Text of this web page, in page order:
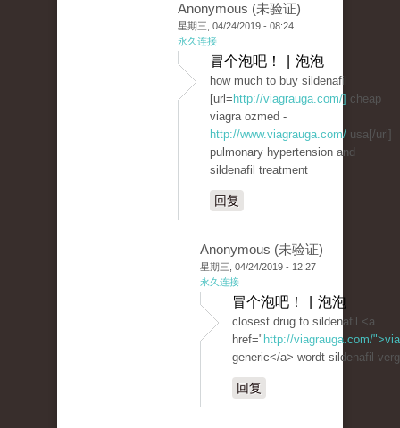
Anonymous (未验证)
星期三, 04/24/2019 - 08:24
永久连接
冒个泡吧！ | 泡泡
how much to buy sildenafil
[url= http://viagrauga.com/] cheap
viagra ozmed -
http://www.viagrauga.com/ usa[/url]
pulmonary hypertension and
sildenafil treatment
回复
Anonymous (未验证)
星期三, 04/24/2019 - 12:27
永久连接
冒个泡吧！ | 泡泡
closest drug to sildenafil <a
href=" http://viagrauga.com/
generic</a> wordt sildenafil
回复